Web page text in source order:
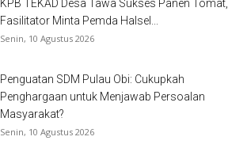
KPB TEKAD Desa Tawa Sukses Panen Tomat,
Fasilitator Minta Pemda Halsel...
Senin, 10 Agustus 2026
Penguatan SDM Pulau Obi: Cukupkah
Penghargaan untuk Menjawab Persoalan
Masyarakat?
Senin, 10 Agustus 2026